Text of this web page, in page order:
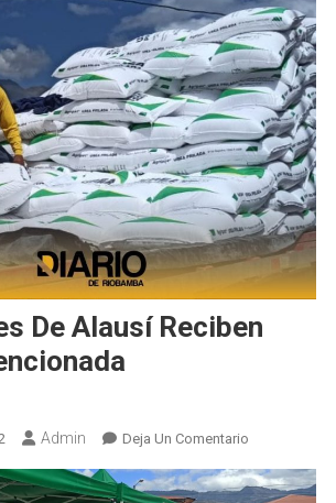
De Alausí Reciben
Admin Deja Un ComentarioEn
De